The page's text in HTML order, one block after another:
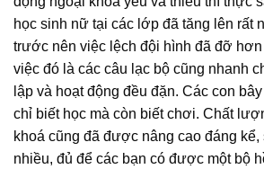
học sinh nữ tại các lớp đã tăng lên rất
trước nên việc lệch đội hình đã đỡ
việc đó là các câu lạc bộ cũng nhanh
lập và hoạt động đều đặn. Các con
chỉ biết học mà còn biết chơi. Chất
khoá cũng đã được nâng cao đáng
nhiều, đủ để các bạn có được một bộ